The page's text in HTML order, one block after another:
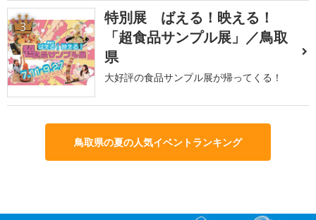
3
特別展 ばえる！映える！
「超食品サンプル展」／鳥取
県
大好評の食品サンプル展が帰ってくる！
鳥取県の夏の人気イベントランキング